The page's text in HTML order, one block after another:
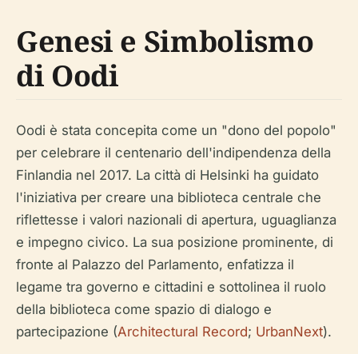
Genesi e Simbolismo
di Oodi
Oodi è stata concepita come un "dono del popolo"
per celebrare il centenario dell'indipendenza della
Finlandia nel 2017. La città di Helsinki ha guidato
l'iniziativa per creare una biblioteca centrale che
riflettesse i valori nazionali di apertura, uguaglianza
e impegno civico. La sua posizione prominente, di
fronte al Palazzo del Parlamento, enfatizza il
legame tra governo e cittadini e sottolinea il ruolo
della biblioteca come spazio di dialogo e
partecipazione (Architectural Record; UrbanNext).